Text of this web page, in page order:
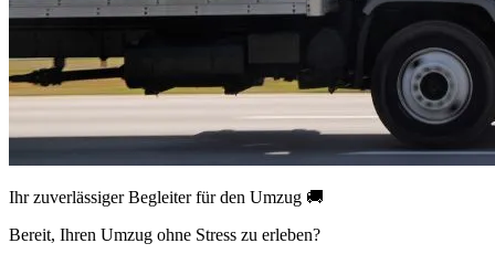
Ihr zuverlässiger Begleiter für den Umzug 🚚
Bereit, Ihren Umzug ohne Stress zu erleben?